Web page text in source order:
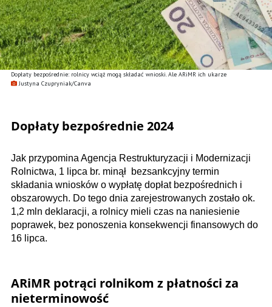
Dopłaty bezpośrednie: rolnicy wciąż mogą składać wnioski. Ale ARiMR ich ukarze
Justyna Czupryniak/Canva
Dopłaty bezpośrednie 2024
Jak przypomina Agencja Restrukturyzacji i Modernizacji
Rolnictwa, 1 lipca br. minął bezsankcyjny termin
składania wniosków o wypłatę dopłat bezpośrednich i
obszarowych. Do tego dnia zarejestrowanych zostało ok.
1,2 mln deklaracji, a rolnicy mieli czas na naniesienie
poprawek, bez ponoszenia konsekwencji finansowych do
16 lipca.
ARiMR potrąci rolnikom z płatności za
nieterminowość